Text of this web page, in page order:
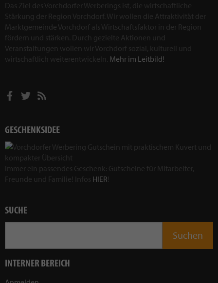
Das Ziel des Vorchdorfer Werberings ist, die wirtschaftliche
Stärkung der Region Vorchdorf. Wir wollen die Attraktivität der
Marktgemeinde Vorchdorf als Wirtschaftsfaktor in der Region
fördern und stärken. Durch gezielte Aktionen und
Veranstaltungen wollen wir Vorchdorf sozial, kulturell und
wirtschaftlich weiterentwickeln. Mehr im Leitbild!
GESCHENKSIDEE
Immer ein passendes Geschenk: Gutscheine für Mitarbeiter,
Freunde und Familie! Infos HIER!
SUCHE
INTERNER BEREICH